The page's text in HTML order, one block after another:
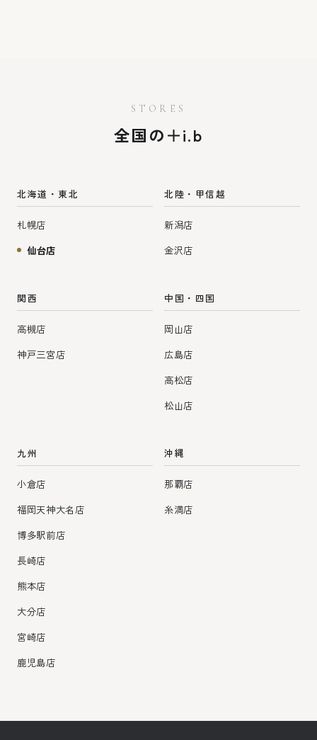
STORES
全国の＋i.b
北海道・東北
札幌店
仙台店
北陸・甲信越
新潟店
金沢店
関西
高槻店
神戸三宮店
中国・四国
岡山店
広島店
高松店
松山店
九州
小倉店
福岡天神大名店
博多駅前店
長崎店
熊本店
大分店
宮崎店
鹿児島店
沖縄
那覇店
糸満店